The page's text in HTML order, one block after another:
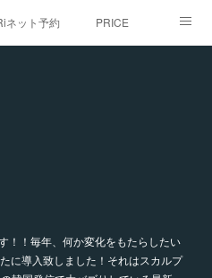
ネット予約 PRICE
！！毎年、何か変化をもたらしたい
に導入致しました！それはスカルプ